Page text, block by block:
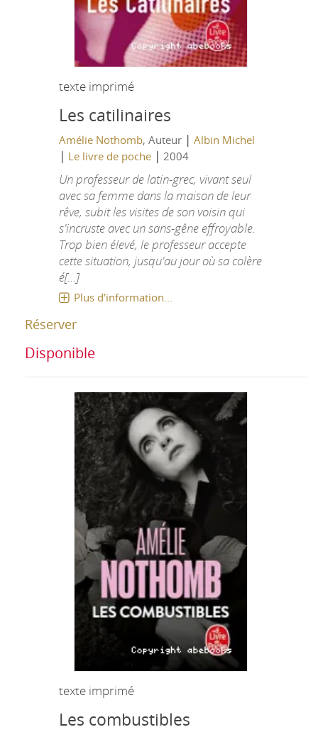
texte imprimé
Les catilinaires
Amélie Nothomb, Auteur | Albin Michel
| Le livre de poche| 2004
Un professeur de latin-grec, vivant seul
avec sa femme dans la maison de leur
rêve, subit les visites de son voisin qui
s'incruste avec un sans-gêne effroyable.
Trop bien élevé, le professeur accepte
cette situation, jusqu'au jour où sa colère
é[...]
Plus d'information...
Réserver
Disponible
texte imprimé
Les combustibles